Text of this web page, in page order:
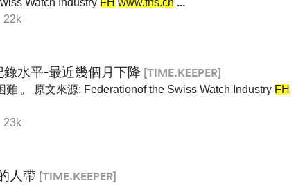
Watch Industry FH www.fhs.ch ...
22k
水平-最近幾個月下降 [TIME.KEEPER]
難 。 原文來源: Federationof the Swiss Watch Industry FH
23k
人帶 [TIME.KEEPER]